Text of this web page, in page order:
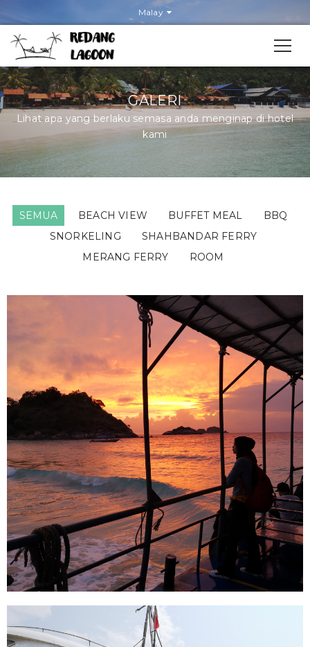
Malay
GALERI
Lihat apa yang berlaku semasa anda menginap di hotel
kami
SEMUA BEACH VIEW BUFFET MEAL
BBQ
SNORKELING
SHAHBANDAR FERRY
MERANG FERRY
ROOM